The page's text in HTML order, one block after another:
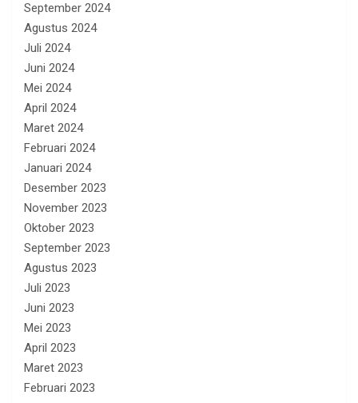
September 2024
Agustus 2024
Juli 2024
Juni 2024
Mei 2024
April 2024
Maret 2024
Februari 2024
Januari 2024
Desember 2023
November 2023
Oktober 2023
September 2023
Agustus 2023
Juli 2023
Juni 2023
Mei 2023
April 2023
Maret 2023
Februari 2023